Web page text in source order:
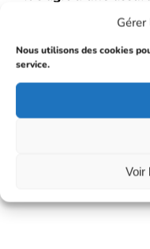
Nous utilisons des cookies
service.
Voir
comprenant la
compagnies
Le coût d’une telle
rapidement élevé.
Demander un